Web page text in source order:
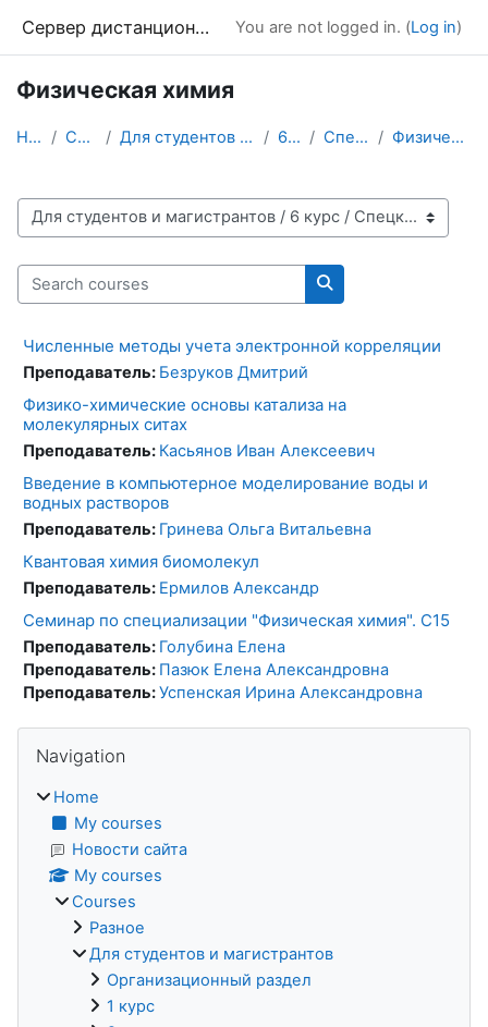
Сервер дистанционного обучения Химического факультета МГУ You are not logged in. (Log in)
Физическая химия
Home Courses Для студентов и магистрантов 6 курс Спецкурсы Физическая химия
Course categories
Search courses
Search courses
Численные методы учета электронной корреляции
Преподаватель: Безруков Дмитрий
Физико-химические основы катализа на
молекулярных ситах
Преподаватель: Касьянов Иван Алексеевич
Введение в компьютерное моделирование воды и
водных растворов
Преподаватель: Гринева Ольга Витальевна
Квантовая химия биомолекул
Преподаватель: Ермилов Александр
Семинар по специализации "Физическая химия". С15
Преподаватель: Голубина Елена
Преподаватель: Пазюк Елена Александровна
Преподаватель:Успенская Ирина Александровна
Blocks
Navigation
Home
My courses
Новости сайта
My courses
Courses
Разное
Для студентов и магистрантов
Организационный раздел
1 курс